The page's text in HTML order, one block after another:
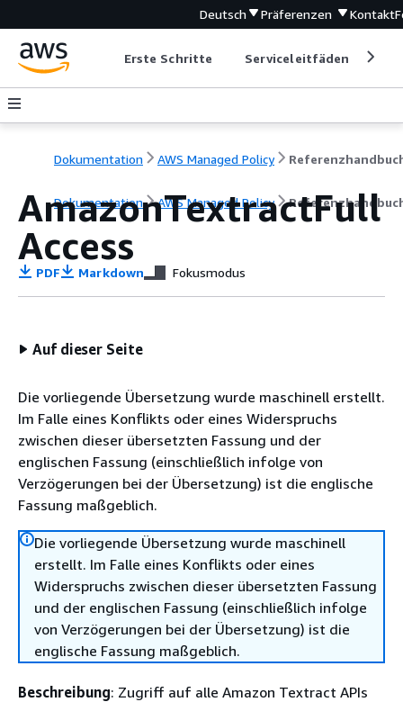
Deutsch Präferenzen Kontakt
Erste Schritte Serviceleitfäden
Dokumentation AWS Managed Policy
Dokumentation AWS Managed Policy
AmazonTextractFull
Access
PDF Markdown Fokusmodus
Auf dieser Seite
Die vorliegende Übersetzung wurde maschinell erstellt.
Im Falle eines Konflikts oder eines Widerspruchs
zwischen dieser übersetzten Fassung und der
englischen Fassung (einschließlich infolge von
Verzögerungen bei der Übersetzung) ist die englische
Fassung maßgeblich.
Die vorliegende Übersetzung wurde maschinell
erstellt. Im Falle eines Konflikts oder eines
Widerspruchs zwischen dieser übersetzten Fassung
und der englischen Fassung (einschließlich infolge
von Verzögerungen bei der Übersetzung) ist die
englische Fassung maßgeblich.
Beschreibung: Zugriff auf alle Amazon Textract APIs